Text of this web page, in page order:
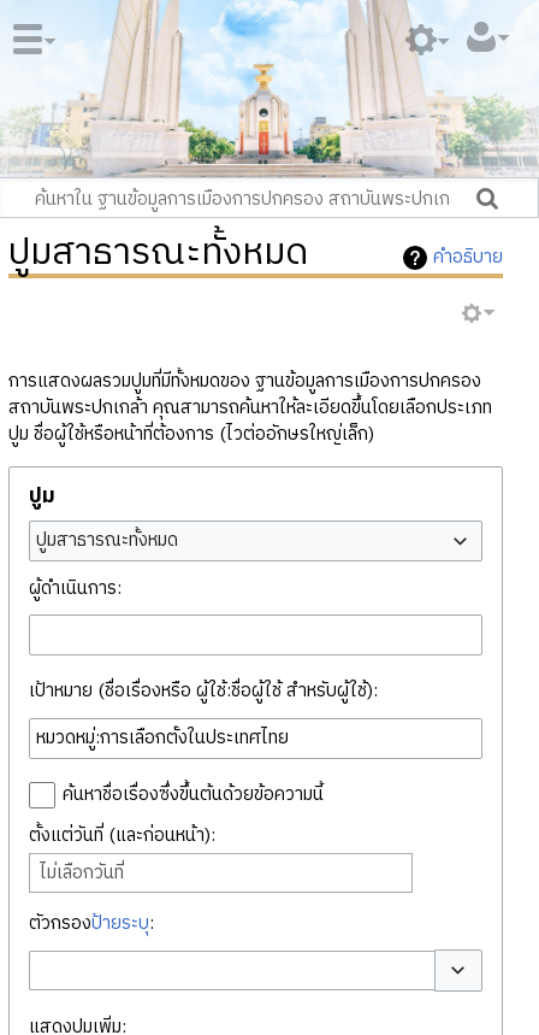
คำอธิบาย
ปูมสาธารณะทั้งหมด
การแสดงผลรวมปูมที่มีทั้งหมดของ ฐานข้อมูลการเมืองการปกครอง
สถาบันพระปกเกล้า คุณสามารถค้นหาให้ละเอียดขึ้นโดยเลือกประเภท
ปูม ชื่อผู้ใช้หรือหน้าที่ต้องการ (ไวต่ออักษรใหญ่เล็ก)
ปูม
ปูมสาธารณะทั้งหมด
ผู้ดำเนินการ:
เป้าหมาย (ชื่อเรื่องหรือ ผู้ใช้:ชื่อผู้ใช้ สำหรับผู้ใช้):
ค้นหาชื่อเรื่องซึ่งขึ้นต้นด้วยข้อความนี้
ตั้งแต่วันที่ (และก่อนหน้า):
ไม่เลือกวันที่
ตัวกรองป้ายระบุ:
สลับตัวเลือก
แสดงปูมเพิ่ม: